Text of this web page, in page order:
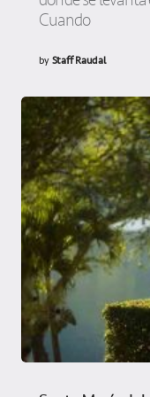
Cuando
byStaff Raudal